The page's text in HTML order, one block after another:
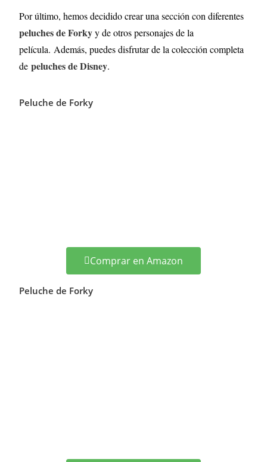
Por último, hemos decidido crear una sección con diferentes
peluches de Forkyy de otros personajes de la
película. Además, puedes disfrutar de la colección completa
depeluches de Disney.
Peluche de Forky
Comprar en Amazon
Peluche de Forky